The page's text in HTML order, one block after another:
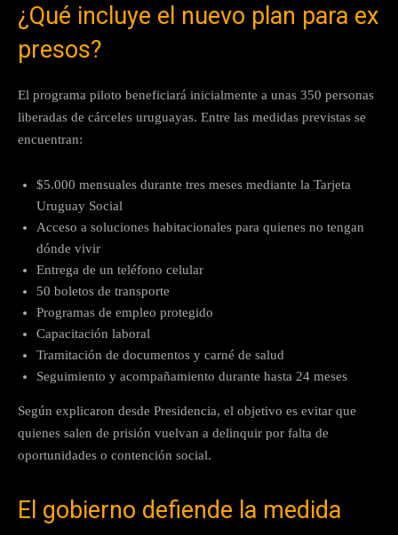
¿Qué incluye el nuevo plan para ex
presos?
El programa piloto beneficiará inicialmente a unas 350 personas
liberadas de cárceles uruguayas. Entre las medidas previstas se
encuentran:
$5.000 mensuales durante tres meses mediante la Tarjeta
Uruguay Social
Acceso a soluciones habitacionales para quienes no tengan
dónde vivir
Entrega de un teléfono celular
50 boletos de transporte
Programas de empleo protegido
Capacitación laboral
Tramitación de documentos y carné de salud
Seguimiento y acompañamiento durante hasta 24 meses
Según explicaron desde Presidencia, el objetivo es evitar que
quienes salen de prisión vuelvan a delinquir por falta de
oportunidades o contención social.
El gobierno defiende la medida